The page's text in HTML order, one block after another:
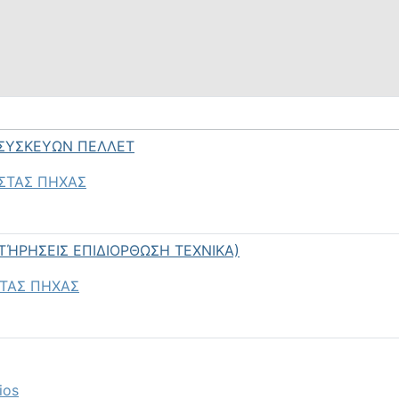
ΠΕΛΛΕΤ
ΠΗΧΑΣ
ΕΠΙΔΙΟΡΘΩΣΗ ΤΕΧΝΙΚΑ)
ΠΗΧΑΣ